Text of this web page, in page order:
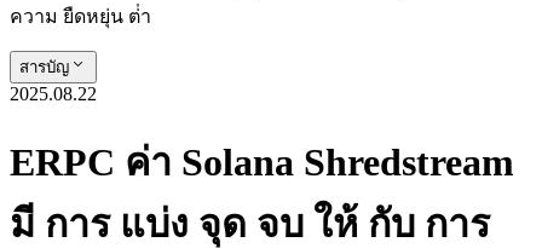
ความ ยืดหยุ่น ต่ํา
สารบัญ
2025.08.22
ERPC ค่า Solana Shredstream
มี การ แบ่ง จุด จบ ให้ กับ การ